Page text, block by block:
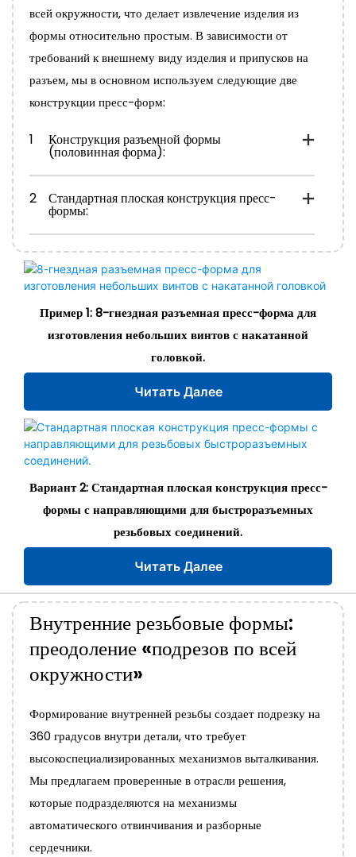
всей окружности, что делает извлечение изделия из
формы относительно простым. В зависимости от
требований к внешнему виду изделия и припусков на
разъем, мы в основном используем следующие две
конструкции пресс-форм:
1 Конструкция разъемной формы
(половинная форма):
2 Стандартная плоская конструкция пресс-
формы:
Пример 1: 8-гнездная разъемная пресс-форма для
изготовления небольших винтов с накатанной
головкой.
Читать Далее
Вариант 2: Стандартная плоская конструкция пресс-
формы с направляющими для быстроразъемных
резьбовых соединений.
Читать Далее
Внутренние резьбовые формы:
преодоление «подрезов по всей
окружности»
Формирование внутренней резьбы создает подрезку на
360 градусов внутри детали, что требует
высокоспециализированных механизмов выталкивания.
Мы предлагаем проверенные в отрасли решения,
которые подразделяются на механизмы
автоматического отвинчивания и разборные
сердечники.